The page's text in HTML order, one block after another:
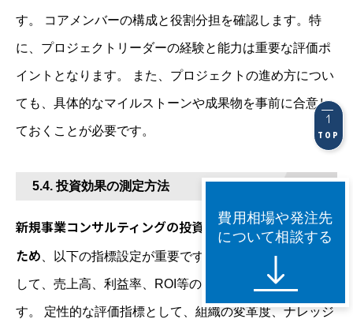
す。 コアメンバーの構成と役割分担を確認します。特
に、プロジェクトリーダーの経験と能力は重要な評価ポ
イントとなります。 また、プロジェクトの進め方につい
ても、具体的なマイルストーンや成果物を事前に合意し
ておくことが必要です。
5.4. 投資効果の測定方法
新規事業コンサルティングの投資効果を適切に測定する
ため 、以下の指標設定が重要です。 定量的な評価指標と
して、売上高、利益率、ROI等の財務指標を設定しま
す。 定性的な評価指標として、組織の変革度、ナレッジ
TOP
費用相場や発注先
について相談する